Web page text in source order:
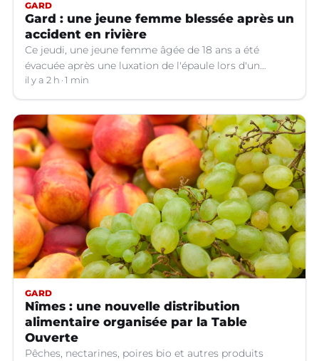
GARD
Gard : une jeune femme blessée après un
accident en rivière
Ce jeudi, une jeune femme âgée de 18 ans a été
évacuée après une luxation de l'épaule lors d'un
plongeon dans une rivière à Saint-André-de-
Valborgne (Gard).
il y a 2 h 1 min
GARD
Nîmes : une nouvelle distribution
alimentaire organisée par la Table
Ouverte
Pêches, nectarines, poires bio et autres produits